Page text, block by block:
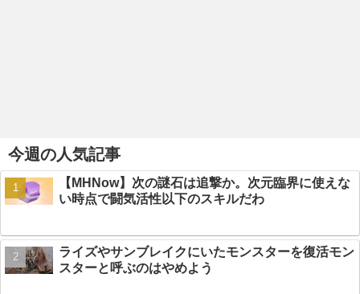
今週の人気記事
【MHNow】次の謎石は追撃か。次元臨界に使えな
い時点で闘気活性以下のスキルだわ
ライズやサンブレイクにいたモンスターを復活モン
スターと呼ぶのはやめよう